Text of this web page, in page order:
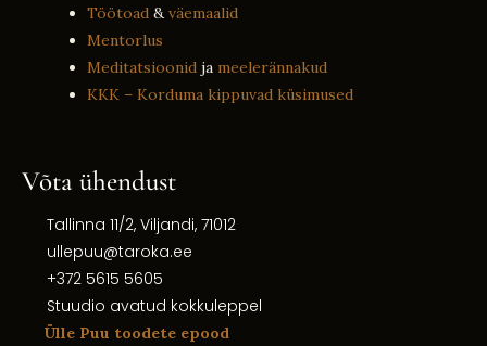
Töötoad & väemaalid
Mentorlus
Meditatsioonid ja meelerännakud
KKK – Korduma kippuvad küsimused
Võta ühendust
Tallinna 11/2, Viljandi, 71012
ullepuu@taroka.ee
+372 5615 5605
Stuudio avatud kokkuleppel
Ülle Puu toodete epood